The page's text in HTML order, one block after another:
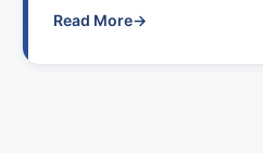
Read More→